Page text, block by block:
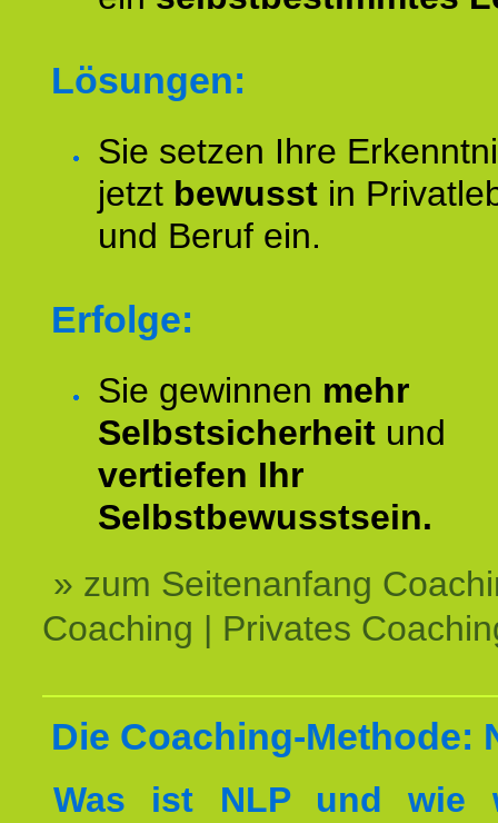
Lösungen:
Sie setzen Ihre
jetzt bewusst in
und Beruf ein.
Erfolge:
Sie gewinnen mehr
Selbstsicherheit und
vertiefen Ihr
Selbstbewusstsein.
» zum Seitenanfang
Coaching | Privates
Die Coaching-Methode:
Was ist NLP und wie